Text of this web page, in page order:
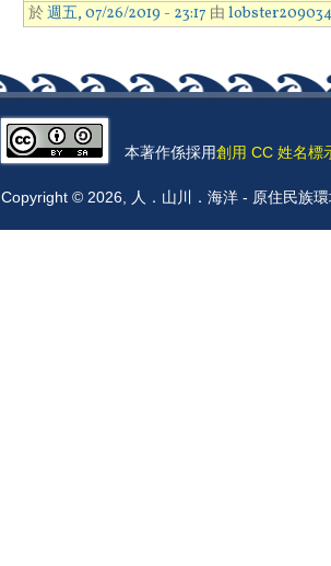
於週五, 07/26/2019 - 23:17 由
本著作係採用創用 CC 姓名標
Copyright © 2026, 人．山川．海洋 - 原住民族